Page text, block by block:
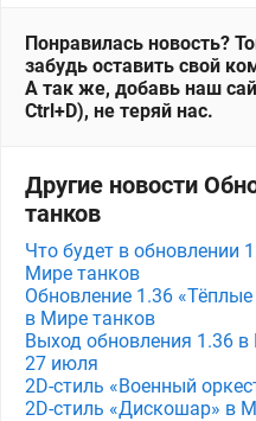
Понравилась новость?
забудь оставить свой
А так же, добавь наш
Ctrl+D), не теряй нас.
Другие новости
танков
Что будет в обновлении
Мире танков
Обновление 1.36
в Мире танков
Выход обновления 1.36
27 июля
2D-стиль «Военный
2D-стиль «Дискошар» в